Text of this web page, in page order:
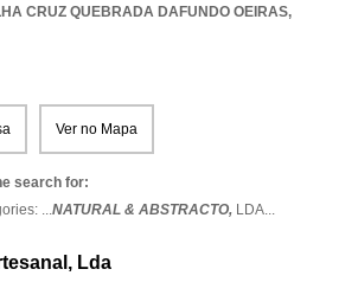
CRUZ QUEBRADA DAFUNDO OEIRAS,
Ver no Mapa
search for:
...NATURAL & ABSTRACTO, LDA...
Lda